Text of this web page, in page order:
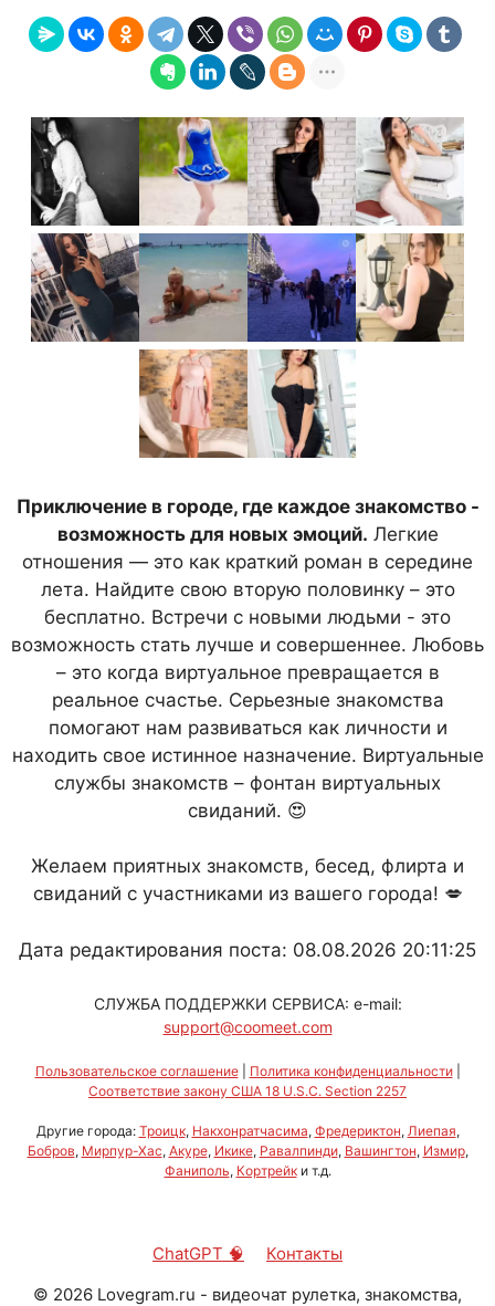
Приключение в городе, где каждое знакомство -
возможность для новых эмоций. Легкие
отношения — это как краткий роман в середине
лета. Найдите свою вторую половинку – это
бесплатно. Встречи с новыми людьми - это
возможность стать лучше и совершеннее. Любовь
– это когда виртуальное превращается в
реальное счастье. Серьезные знакомства
помогают нам развиваться как личности и
находить свое истинное назначение. Виртуальные
службы знакомств – фонтан виртуальных
свиданий. 😍
Желаем приятных знакомств, бесед, флирта и
свиданий с участниками из вашего города! 💋
Дата редактирования поста: 08.08.2026 20:11:25
СЛУЖБА ПОДДЕРЖКИ СЕРВИСА: e-mail:
support@coomeet.com
Пользовательское соглашение| Политика конфиденциальности|
Соответствие закону США 18 U.S.C. Section 2257
Другие города: Троицк, Накхонратчасима, Фредериктон, Лиепая,
Бобров, Мирпур-Хас, Акуре, Икике, Равалпинди, Вашингтон, Измир,
Фаниполь, Кортрейки т.д.
ChatGPT 🧠
Контакты
© 2026 Lovegram.ru - видеочат рулетка, знакомства,